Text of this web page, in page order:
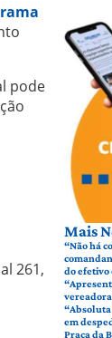
pode
261,
Mais
“Não há
do efetivo
em
Praça da